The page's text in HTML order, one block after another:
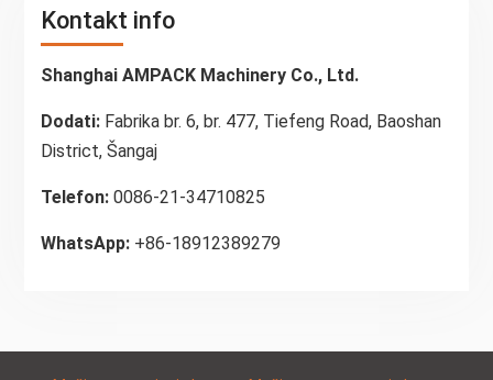
Kontakt info
Shanghai AMPACK Machinery Co., Ltd.
Dodati:Fabrika br. 6, br. 477, Tiefeng Road, Baoshan
District, Šangaj
Telefon:0086-21-34710825
WhatsApp:+86-18912389279